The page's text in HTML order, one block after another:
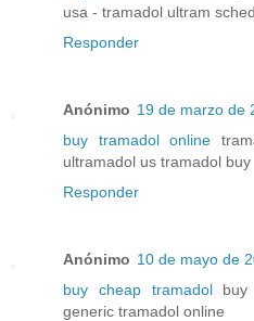
usa - tramadol ultram
Responder
Anónimo 19 de marzo de
buy tramadol online
ultramadol us tramadol buy
Responder
Anónimo 10 de mayo de
buy cheap tramadolbuy
generic tramadol online